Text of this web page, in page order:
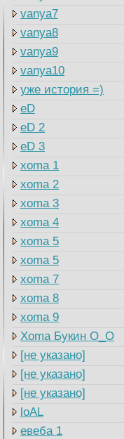
vanya7
vanya8
vanya9
vanya10
уже история =)
eD
eD 2
eD 3
xoma 1
xoma 2
xoma 3
xoma 4
xoma 5
xoma 5
xoma 7
xoma 8
xoma 9
Xoma Букин O_O
[не указано]
[не указано]
[не указано]
loAL
евеба 1